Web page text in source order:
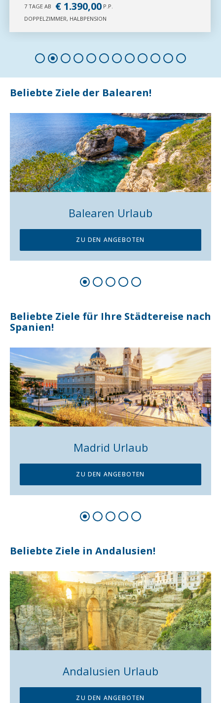
Globales Acuario
Vollpension
zu den Angeboten
Unsere Länder & Städte
Reisetipps: Reisen mit Bus
oder Flug
Mallorca zur Mandelblüte
Wunderbarer Inselzauber
20.02. - 26.02.2027 (7 Tage) 1 weiterer Termin
€ 1.390,00 P.P.
DOPPELZIMMER, HALBPENSION
Beliebte Ziele der Balearen!